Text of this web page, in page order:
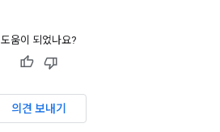
도움이 되었나요?
의견 보내기